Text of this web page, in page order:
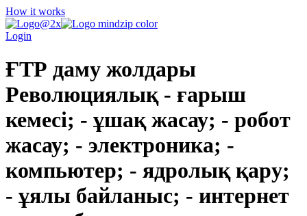
How it works
Login
ҒТР даму жолдары
Революциялық - ғарыш
кемесі; - ұшақ жасау; - робот
жасау; - электроника; -
компьютер; - ядролық қару;
- ұялы байланыс; - интернет